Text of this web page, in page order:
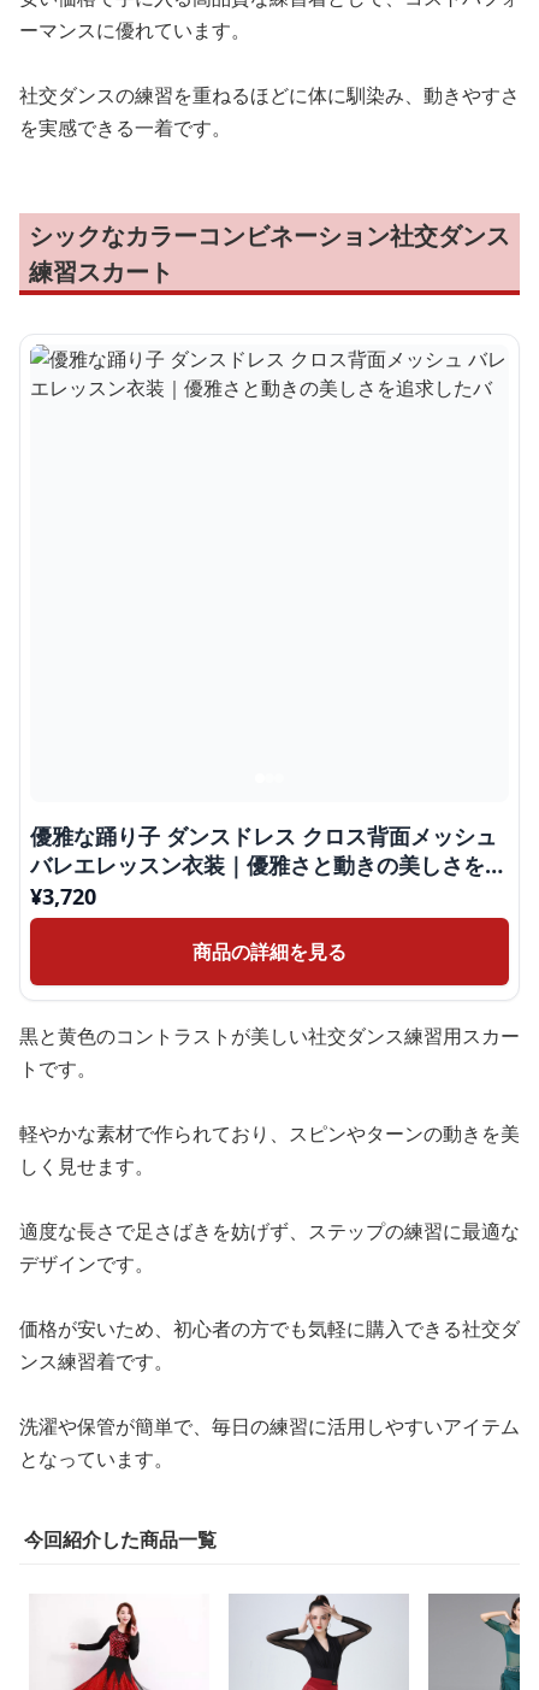
ーマンスに優れています。
社交ダンスの練習を重ねるほどに体に馴染み、動きやすさ
を実感できる一着です。
シックなカラーコンビネーション社交ダンス
練習スカート
優雅な踊り子 ダンスドレス クロス背面メッシュ
バレエレッスン衣装｜優雅さと動きの美しさを追
求したバ
¥3,720
商品の詳細を見る
黒と黄色のコントラストが美しい社交ダンス練習用スカー
トです。
軽やかな素材で作られており、スピンやターンの動きを美
しく見せます。
適度な長さで足さばきを妨げず、ステップの練習に最適な
デザインです。
価格が安いため、初心者の方でも気軽に購入できる社交ダ
ンス練習着です。
洗濯や保管が簡単で、毎日の練習に活用しやすいアイテム
となっています。
今回紹介した商品一覧